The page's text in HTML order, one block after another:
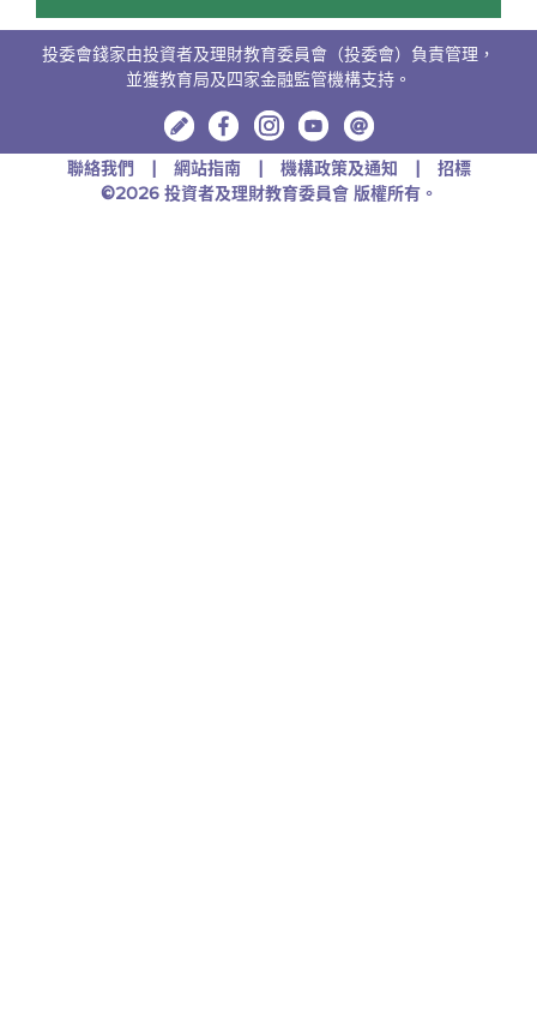
投委會錢家由投資者及理財教育委員會（投委會）負責管理，
並獲教育局及四家金融監管機構支持。
聯絡我們 網站指南 機構政策及通知
招標
©2026 投資者及理財教育委員會 版權所有。